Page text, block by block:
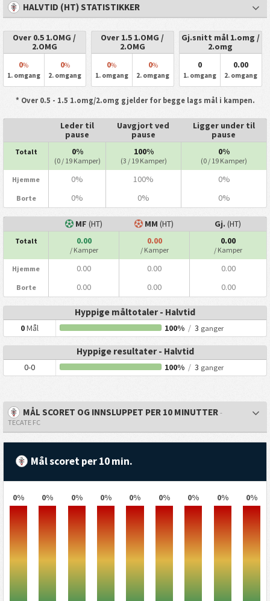
HALVTID (HT) STATISTIKKER
Over 0.5 1.OMG /
2.OMG
0%
1. omgang
0%
2. omgang
Over 1.5 1.OMG /
2.OMG
0%
1. omgang
0%
2. omgang
Gj.snitt mål 1.omg /
2.omg
0
1. omgang
0.00
2. omgang
* Over 0.5 - 1.5 1.omg/2.omg gjelder for begge lags mål i kampen.
Leder til
pause
Uavgjort ved
pause
Ligger under til
pause
Totalt 0%
(0 / 19 Kamper)
100%
(3 / 19 Kamper)
0%
(0 / 19 Kamper)
Hjemme 0% 100% 0%
Borte 0% 0% 0%
MF (HT) MM (HT) Gj. (HT)
Totalt 0.00
/ Kamper
0.00
/ Kamper
0.00
/ Kamper
Hjemme 0.00 0.00 0.00
Borte 0.00 0.00 0.00
Hyppige måltotaler - Halvtid
0Mål 100% / 3 ganger
Hyppige resultater - Halvtid
0-0 100% / 3 ganger
MÅL SCORET OG INNSLUPPET PER 10 MINUTTER -
TECATE FC
Mål scoret per 10 min.
0% 0% 0% 0% 0% 0% 0% 0% 0%